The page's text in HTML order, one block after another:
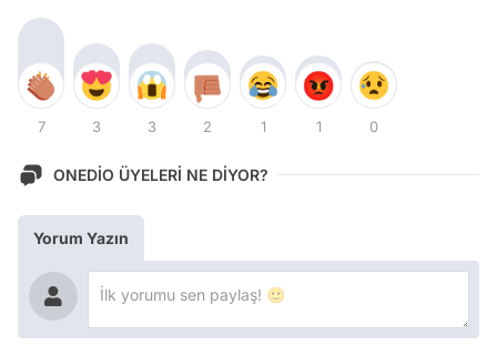
7 3 3 2 1 1 0
ONEDİO ÜYELERİ NE DİYOR?
Yorum Yazın